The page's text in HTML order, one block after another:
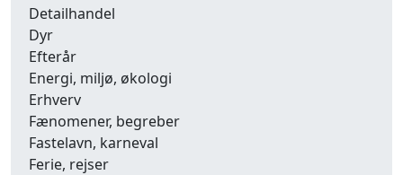
Detailhandel
Dyr
Efterår
Energi, miljø, økologi
Erhverv
Fænomener, begreber
Fastelavn, karneval
Ferie, rejser